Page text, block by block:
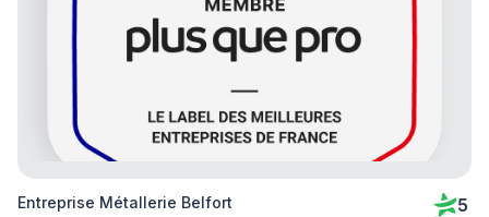
Entreprise Métallerie Belfort 5